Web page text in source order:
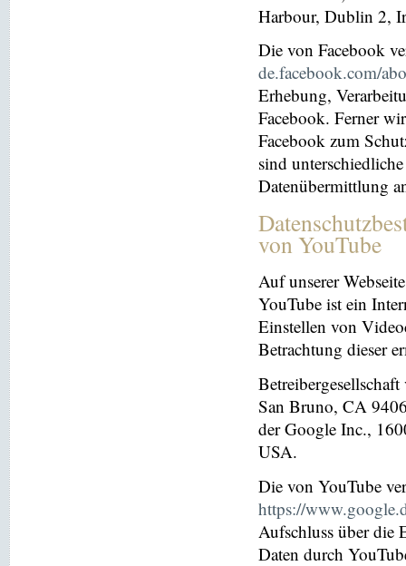
Harbour, Dublin 2,
Die von Facebook
de.facebook.com/
Erhebung,
Facebook. Ferner
Facebook zum
sind
Datenübermittlung
von YouTube
Auf unserer
YouTube ist ein
Einstellen von
Betrachtung dieser
San Bruno, CA
der Google Inc.,
USA.
Die von YouTube
https://
Aufschluss über die
Daten durch